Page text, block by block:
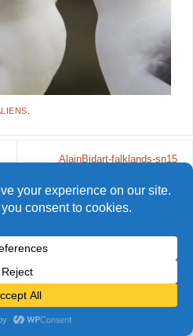
AlainBidart-falklands-sn15